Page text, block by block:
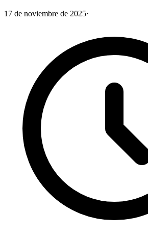
17 de noviembre de 2025·